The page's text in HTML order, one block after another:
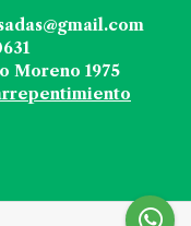
Moreno 1975